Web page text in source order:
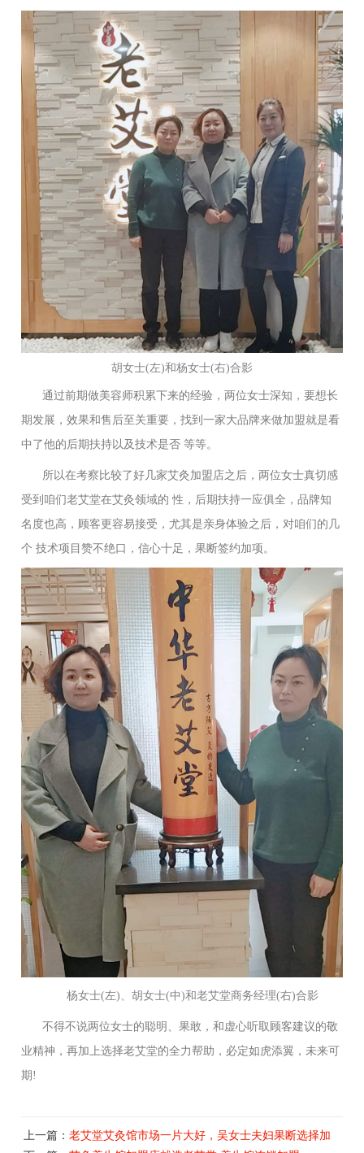
胡女士(左)和杨女士(右)合影
通过前期做美容师积累下来的经验，两位女士深知，要想长
期发展，效果和售后至关重要，找到一家大品牌来做加盟就是看
中了他的后期扶持以及技术是否 等等。
所以在考察比较了好几家艾灸加盟店之后，两位女士真切感
受到咱们老艾堂在艾灸领域的 性，后期扶持一应俱全，品牌知
名度也高，顾客更容易接受，尤其是亲身体验之后，对咱们的几
个 技术项目赞不绝口，信心十足，果断签约加项。
杨女士(左)、胡女士(中)和老艾堂商务经理(右)合影
不得不说两位女士的聪明、果敢，和虚心听取顾客建议的敬
业精神，再加上选择老艾堂的全力帮助，必定如虎添翼，未来可
期!
上一篇： 老艾堂艾灸馆市场一片大好，吴女士夫妇果断选择加